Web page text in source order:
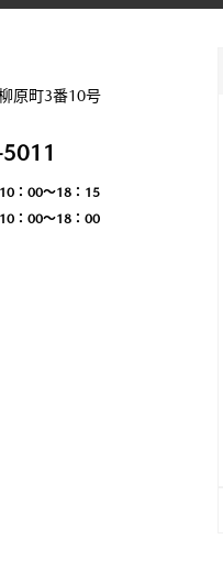
原町3番10号
：00～18：15
：00～18：00